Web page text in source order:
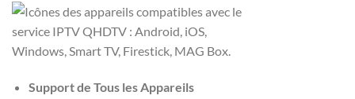
Support de Tous les Appareils